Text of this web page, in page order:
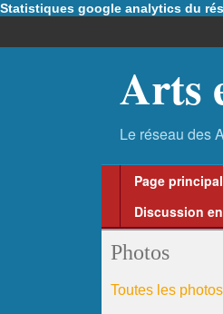
Statistiques google analytics du
Arts
Page
Discussion
Photos
Toutes les photos